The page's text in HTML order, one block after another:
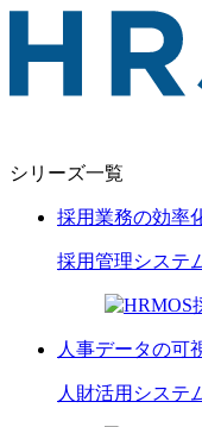
シリーズ一覧
採用業務の効率
採用管理システ
人事データの可
人財活用 システ